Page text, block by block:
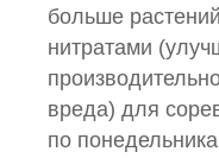
больше
нитратами
вреда) для
по